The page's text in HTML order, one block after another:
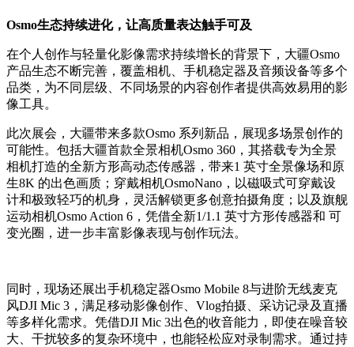
Osmo生态持续进化，让高质量表达触手可及
在个人创作与轻量化影像需求持续增长的背景下，大疆Osmo
产品生态不断完善，覆盖相机、手机稳定器及音频设备等多个
品类，为不同层级、不同场景的内容创作者提供高效易用的影
像工具。
此次展会，大疆带来多款Osmo 系列新品，展现多场景创作的
可能性。包括大疆首款全景相机Osmo 360，其搭载专为全景
相机打造的全新方形高动态传感器，带来1 英寸全景像场和原
生8K 的出色画质；穿戴相机OsmoNano，以磁吸式可穿戴设
计和极致轻巧的机身，灵活解锁更多创意拍摄角度；以及旗舰
运动相机Osmo Action 6，凭借全新1/1.1 英寸方形传感器和 可
变光圈，进一步丰富影像表现与创作玩法。
同时，现场还展出手机稳定器Osmo Mobile 8与进阶无线麦克
风DJI Mic 3，满足移动影像创作、Vlog拍摄、采访记录及直播
等多样化需求。凭借DJI Mic 3出色的收音能力，即使在噪音较
大、干扰较多的复杂环境中，也能轻松应对录制需求。通过持